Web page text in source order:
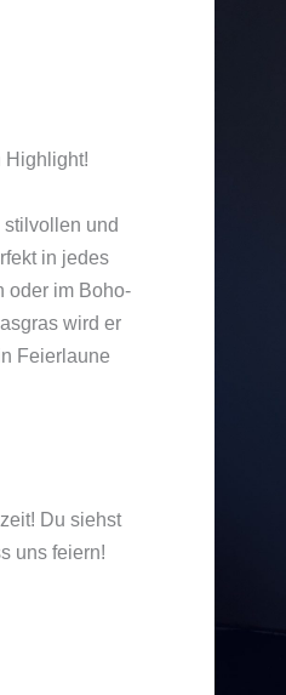
Highlight!
und
in jedes
oder im Boho-
wird er
Feierlaune
Du siehst
uns feiern!